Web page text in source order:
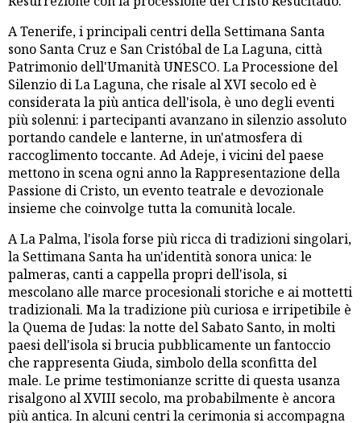
A Tenerife, i principali centri della Settimana Santa
sono Santa Cruz e San Cristóbal de La Laguna, città
Patrimonio dell'Umanità UNESCO. La Processione del
Silenzio di La Laguna, che risale al XVI secolo ed è
considerata la più antica dell'isola, è uno degli eventi
più solenni: i partecipanti avanzano in silenzio assoluto
portando candele e lanterne, in un'atmosfera di
raccoglimento toccante. Ad Adeje, i vicini del paese
mettono in scena ogni anno la Rappresentazione della
Passione di Cristo, un evento teatrale e devozionale
insieme che coinvolge tutta la comunità locale.
A La Palma, l'isola forse più ricca di tradizioni singolari,
la Settimana Santa ha un'identità sonora unica: le
palmeras, canti a cappella propri dell'isola, si
mescolano alle marce procesionali storiche e ai mottetti
tradizionali. Ma la tradizione più curiosa e irripetibile è
la Quema de Judas: la notte del Sabato Santo, in molti
paesi dell'isola si brucia pubblicamente un fantoccio
che rappresenta Giuda, simbolo della sconfitta del
male. Le prime testimonianze scritte di questa usanza
risalgono al XVIII secolo, ma probabilmente è ancora
più antica. In alcuni centri la cerimonia si accompagna